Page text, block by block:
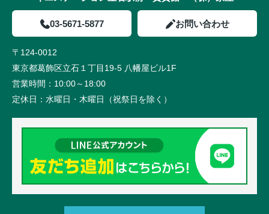
03-5671-5877 お問い合わせ
〒124-0012
東京都葛飾区立石１丁目19-5 八幡屋ビル1F
営業時間： 10:00～18:00
定休日： 水曜日・木曜日（祝祭日を除く）